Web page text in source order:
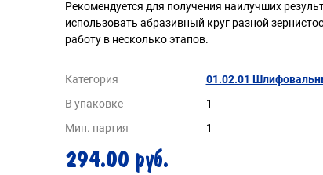
Рекомендуется для получения наилучших
использовать абразивный круг разной
работу в несколько этапов.
Категория
01.02.01
В упаковке
1
Мин. партия
1
294.00 руб.